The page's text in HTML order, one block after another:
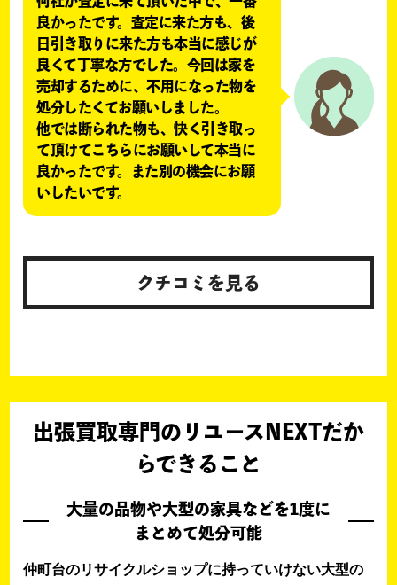
良かったです。査定に来た方も、後
日引き取りに来た方も本当に感じが
良くて丁寧な方でした。今回は家を
売却するために、不用になった物を
処分したくてお願いしました。
他では断られた物も、快く引き取っ
て頂けてこちらにお願いして本当に
良かったです。また別の機会にお願
いしたいです。
クチコミを見る
出張買取専門のリユースNEXTだか
らできること
大量の品物や大型の家具などを1度に
まとめて処分可能
仲町台のリサイクルショップに持っていけない大型の